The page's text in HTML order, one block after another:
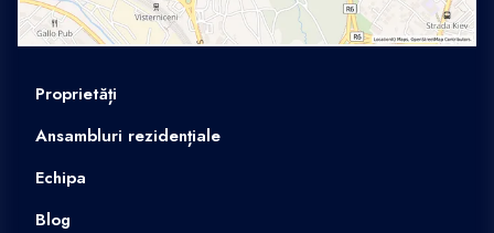
Proprietăți
Ansambluri rezidențiale
Echipa
Blog